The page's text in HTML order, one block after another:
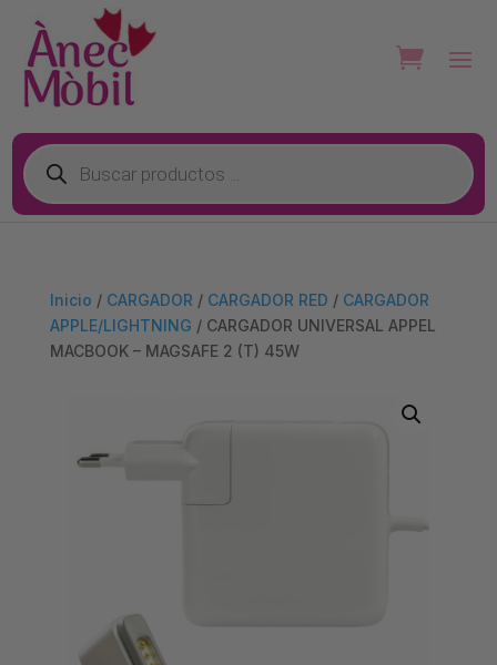
Búsqueda
de
productos
Inicio / CARGADOR / CARGADOR RED / CARGADOR
APPLE/LIGHTNING / CARGADOR UNIVERSAL APPEL
MACBOOK – MAGSAFE 2 (T) 45W